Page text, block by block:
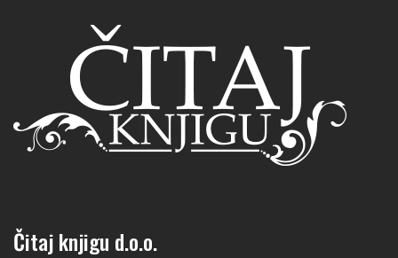
Čitaj knjigu d.o.o.